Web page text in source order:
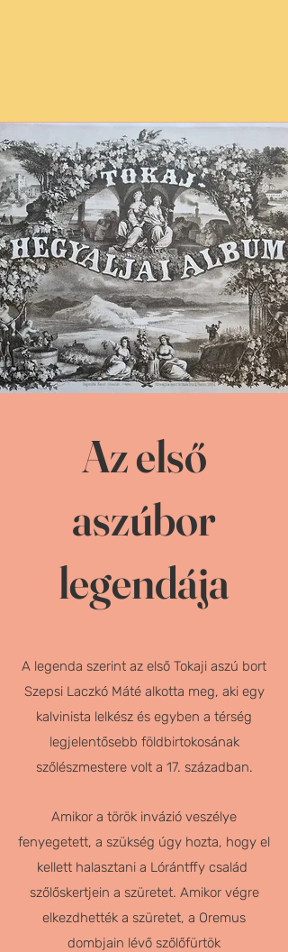
Az első
aszúbor
legendája
A legenda szerint az első Tokaji aszú bort
Szepsi Laczkó Máté alkotta meg, aki egy
kalvinista lelkész és egyben a térség
legjelentősebb földbirtokosának
szőlészmestere volt a 17. században.
Amikor a török invázió veszélye
fenyegetett, a szükség úgy hozta, hogy el
kellett halasztani a Lórántffy család
szőlőskertjein a szüretet. Amikor végre
elkezdhették a szüretet, a Oremus
dombjain lévő szőlőfürtök